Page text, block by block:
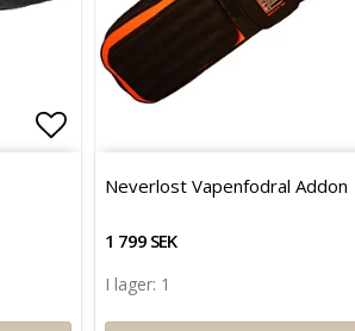
Lägg till i favoritlistan
Neverlost Vapenfodral Addon
1 799 SEK
I lager: 1